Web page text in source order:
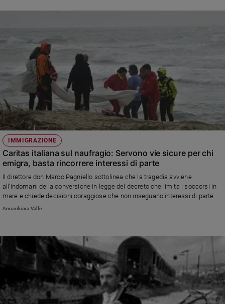
IMMIGRAZIONE
Caritas italiana sul naufragio: Servono vie sicure per chi
emigra, basta rincorrere interessi di parte
Il direttore don Marco Pagniello sottolinea che la tragedia avviene
all'indomani della conversione in legge del decreto che limita i soccorsi in
mare e chiede decisioni coraggiose che non inseguano interessi di parte
Annachiara Valle